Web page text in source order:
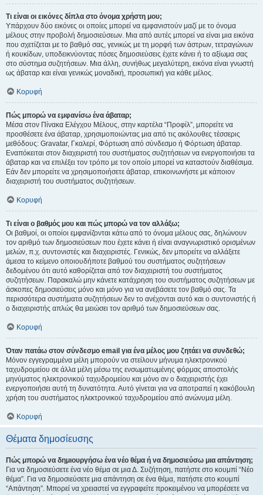
Τι είναι οι εικόνες δίπλα στο όνομα χρήστη μου;
Υπάρχουν δύο εικόνες οι οποίες μπορεί να εμφανιστούν μαζί με το όνομα
μέλους στην προβολή δημοσιεύσεων. Μια από αυτές μπορεί να είναι μια εικόνα
που σχετίζεται με το βαθμό σας, γενικώς με τη μορφή των άστρων, τετραγώνων
ή κουκίδων, υποδεικνύοντας πόσες δημοσιεύσεις έχετε κάνει ή το αξίωμα σας
στο σύστημα συζητήσεων. Μια άλλη, συνήθως μεγαλύτερη, εικόνα είναι γνωστή
ως άβαταρ και είναι γενικώς μοναδική, προσωπική για κάθε μέλος.
Κορυφή
Πώς μπορώ να εμφανίσω ένα άβαταρ;
Μέσα στον Πίνακα Ελέγχου Μέλους, στην καρτέλα “Προφίλ”, μπορείτε να
προσθέσετε ένα άβαταρ, χρησιμοποιώντας μια από τις ακόλουθες τέσσερις
μεθόδους: Gravatar, Γκαλερί, Φόρτωση από σύνδεσμο ή Φόρτωση άβαταρ.
Εναπόκειται στον διαχειριστή του συστήματος συζητήσεων να ενεργοποιήσει τα
άβαταρ και να επιλέξει τον τρόπο με τον οποίο μπορεί να καταστούν διαθέσιμα.
Εάν δεν μπορείτε να χρησιμοποιήσετε άβαταρ, επικοινωνήστε με κάποιον
διαχειριστή του συστήματος συζητήσεων.
Κορυφή
Τι είναι ο βαθμός μου και πώς μπορώ να τον αλλάξω;
Οι βαθμοί, οι οποίοι εμφανίζονται κάτω από το όνομα μέλους σας, δηλώνουν
τον αριθμό των δημοσιεύσεων που έχετε κάνει ή είναι αναγνωριστικό ορισμένων
μελών, π.χ. συντονιστές και διαχειριστές. Γενικώς, δεν μπορείτε να αλλάξετε
άμεσα το κείμενο οποιουδήποτε βαθμού του συστήματος συζητήσεων
δεδομένου ότι αυτό καθορίζεται από τον διαχειριστή του συστήματος
συζητήσεων. Παρακαλώ μην κάνετε κατάχρηση του συστήματος συζητήσεων με
άσκοπες δημοσιεύσεις μόνο και μόνο για να ανεβάσετε τον βαθμό σας. Τα
περισσότερα συστήματα συζητήσεων δεν το ανέχονται αυτό και ο συντονιστής ή
ο διαχειριστής απλώς θα μειώσει τον αριθμό των δημοσιεύσεων σας.
Κορυφή
Όταν πατάω στον σύνδεσμο email για ένα μέλος μου ζητάει να συνδεθώ;
Μόνον εγγεγραμμένα μέλη μπορούν να στείλουν μήνυμα ηλεκτρονικού
ταχυδρομείου σε άλλα μέλη μέσω της ενσωματωμένης φόρμας αποστολής
μηνύματος ηλεκτρονικού ταχυδρομείου και μόνο αν ο διαχειριστής έχει
ενεργοποιήσει αυτή τη δυνατότητα. Αυτό γίνεται για να αποτραπεί η κακόβουλη
χρήση του συστήματος ηλεκτρονικού ταχυδρομείου από ανώνυμα μέλη.
Κορυφή
Θέματα δημοσίευσης
Πώς μπορώ να δημιουργήσω ένα νέο θέμα ή να δημοσιεύσω μια απάντηση;
Για να δημοσιεύσετε ένα νέο θέμα σε μια Δ. Συζήτηση, πατήστε στο κουμπί “Νέο
θέμα”. Για να δημοσιεύσετε μια απάντηση σε ένα θέμα, πατήστε στο κουμπί
“Απάντηση”. Μπορεί να χρειαστεί να εγγραφείτε προκειμένου να μπορέσετε να